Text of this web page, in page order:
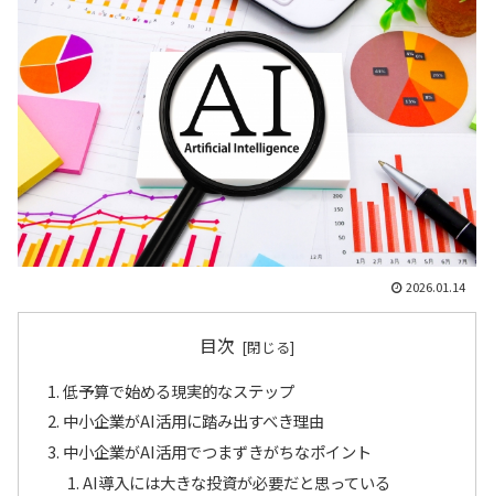
2026.01.14
目次
低予算で始める現実的なステップ
中小企業がAI活用に踏み出すべき理由
中小企業がAI活用でつまずきがちなポイント
AI導入には大きな投資が必要だと思っている